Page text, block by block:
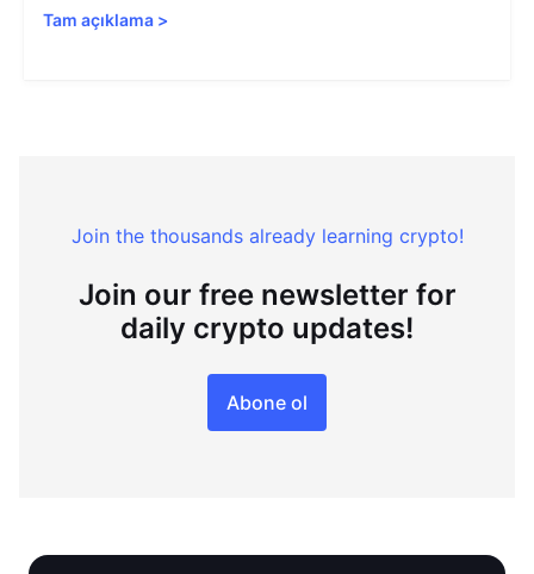
Tam açıklama >
Join the thousands already learning crypto!
Join our free newsletter for
daily crypto updates!
Abone ol